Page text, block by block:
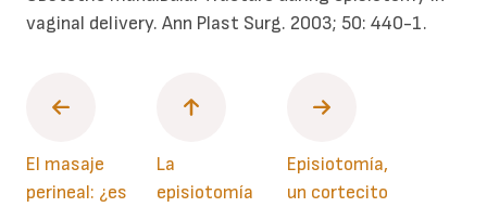
vaginal delivery. Ann Plast Surg. 2003; 50: 440-1.
El masaje
perineal: ¿es
La
episiotomía
Episiotomía,
un cortecito